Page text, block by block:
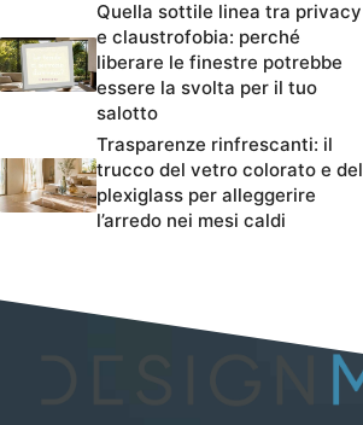
Quella sottile linea tra privacy
e claustrofobia: perché
liberare le finestre potrebbe
essere la svolta per il tuo
salotto
Trasparenze rinfrescanti: il
trucco del vetro colorato e del
plexiglass per alleggerire
l’arredo nei mesi caldi